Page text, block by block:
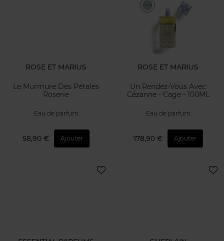
ROSE ET MARIUS
Le Murmure Des Pétales
Roserie
Eau de parfum
58,90 € Ajouter
ROSE ET MARIUS
Un Rendez-Vous Avec
Cézanne - Cage - 100ML
Eau de parfum
178,90 € Ajouter